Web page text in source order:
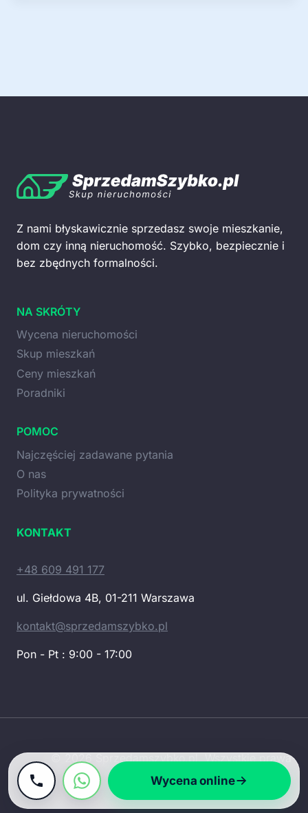
Z nami błyskawicznie sprzedasz swoje mieszkanie,
dom czy inną nieruchomość. Szybko, bezpiecznie i
bez zbędnych formalności.
NA SKRÓTY
Wycena nieruchomości
Skup mieszkań
Ceny mieszkań
Poradniki
POMOC
Najczęściej zadawane pytania
O nas
Polityka prywatności
KONTAKT
+48 609 491 177
ul. Giełdowa 4B, 01-211 Warszawa
kontakt@sprzedamszybko.pl
Pon - Pt : 9:00 - 17:00
© 2026 Sprzedamszybko.pl. Wszystkie prawa
zastrzeżone.
Wycena online